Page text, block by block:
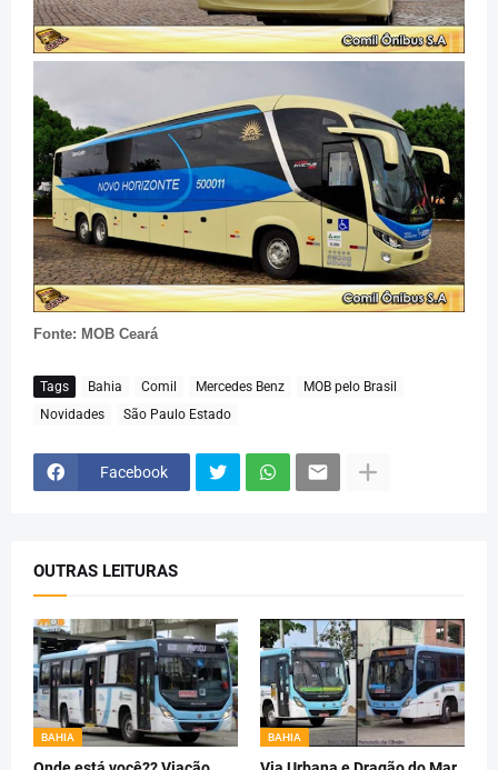
Fonte: MOB Ceará
Tags Bahia Comil Mercedes Benz
MOB pelo Brasil
Novidades
São Paulo Estado
Facebook
OUTRAS LEITURAS
BAHIA BAHIA